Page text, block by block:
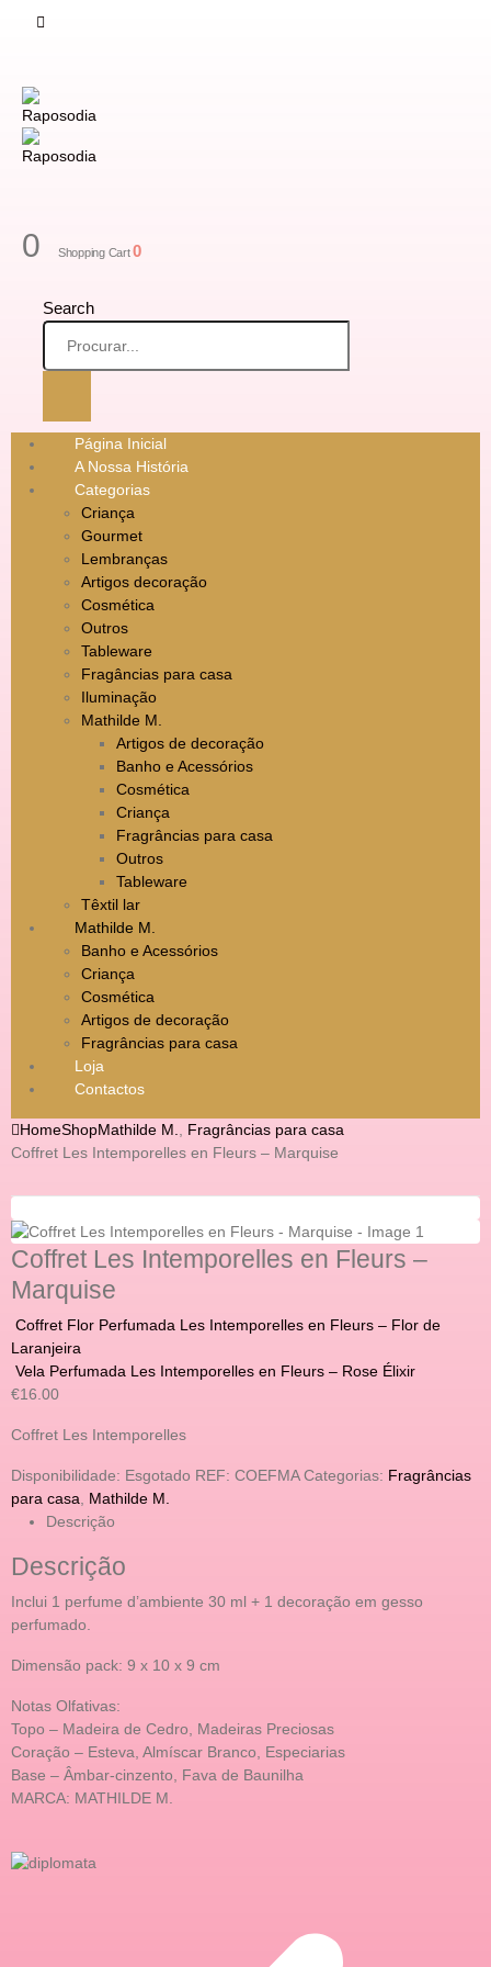
0 Shopping Cart0
Search
Página Inicial
A Nossa História
Categorias
Criança
Gourmet
Lembranças
Artigos decoração
Cosmética
Outros
Tableware
Fragâncias para casa
Iluminação
Mathilde M.
Artigos de decoração
Banho e Acessórios
Cosmética
Criança
Fragrâncias para casa
Outros
Tableware
Têxtil lar
Mathilde M.
Banho e Acessórios
Criança
Cosmética
Artigos de decoração
Fragrâncias para casa
Loja
Contactos
HomeShopMathilde M.
Fragrâncias para casa
Coffret Les Intemporelles en Fleurs – Marquise
Coffret Les Intemporelles en Fleurs –
Marquise
Coffret Flor Perfumada Les Intemporelles en Fleurs – Flor de
Laranjeira
Vela Perfumada Les Intemporelles en Fleurs – Rose Élixir
€16.00
Coffret Les Intemporelles
Disponibilidade: Esgotado REF: COEFMA Categorias: Fragrâncias
para casa
Mathilde M.
Descrição
Descrição
Inclui 1 perfume d’ambiente 30 ml + 1 decoração em gesso
perfumado.
Dimensão pack: 9 x 10 x 9 cm
Notas Olfativas:
Topo – Madeira de Cedro, Madeiras Preciosas
Coração – Esteva, Almíscar Branco, Especiarias
Base – Âmbar-cinzento, Fava de Baunilha
MARCA: MATHILDE M.